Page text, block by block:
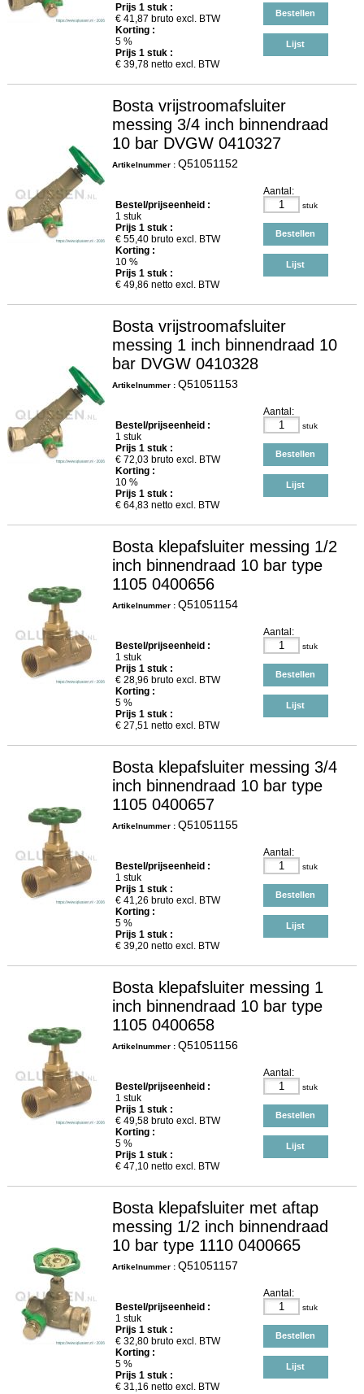
Prijs 1stuk :
€ 41,87 bruto excl. BTW
Korting :
5 %
Prijs 1stuk :
€ 39,78netto excl. BTW
Bestellen
Lijst
Bosta vrijstroomafsluiter
messing 3/4 inch binnendraad
10 bar DVGW 0410327
Artikelnummer : Q51051152
Bestel/prijseenheid :
1 stuk
Prijs 1stuk :
€ 55,40bruto excl. BTW
Korting :
10 %
Prijs 1stuk :
€ 49,86 netto excl. BTW
Aantal:
stuk
Bestellen
Lijst
Bosta vrijstroomafsluiter
messing 1 inch binnendraad 10
bar DVGW 0410328
Artikelnummer : Q51051153
Bestel/prijseenheid :
1 stuk
Prijs 1stuk :
€ 72,03bruto excl. BTW
Korting :
10 %
Prijs 1stuk :
€ 64,83netto excl. BTW
Aantal:
stuk
Bestellen
Lijst
Bosta klepafsluiter messing 1/2
inch binnendraad 10 bar type
1105 0400656
Artikelnummer : Q51051154
Bestel/prijseenheid :
1 stuk
Prijs 1stuk :
€ 28,96 bruto excl. BTW
Korting :
5 %
Prijs 1stuk :
€ 27,51 netto excl. BTW
Aantal:
stuk
Bestellen
Lijst
Bosta klepafsluiter messing 3/4
inch binnendraad 10 bar type
1105 0400657
Artikelnummer : Q51051155
Bestel/prijseenheid :
1 stuk
Prijs 1stuk :
€ 41,26 bruto excl. BTW
Korting :
5 %
Prijs 1stuk :
€ 39,20netto excl. BTW
Aantal:
stuk
Bestellen
Lijst
Bosta klepafsluiter messing 1
inch binnendraad 10 bar type
1105 0400658
Artikelnummer : Q51051156
Bestel/prijseenheid :
1 stuk
Prijs 1stuk :
€ 49,58bruto excl. BTW
Korting :
5 %
Prijs 1stuk :
€ 47,10netto excl. BTW
Aantal:
stuk
Bestellen
Lijst
Bosta klepafsluiter met aftap
messing 1/2 inch binnendraad
10 bar type 1110 0400665
Artikelnummer : Q51051157
Bestel/prijseenheid :
1 stuk
Prijs 1stuk :
€ 32,80bruto excl. BTW
Korting :
5 %
Prijs 1stuk :
€ 31,16 netto excl. BTW
Aantal:
stuk
Bestellen
Lijst